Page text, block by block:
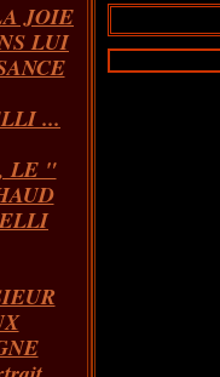
JOIE
LUI
...
LE "